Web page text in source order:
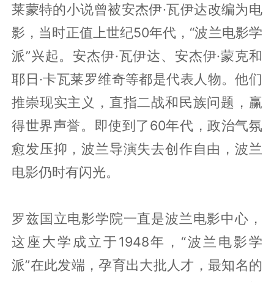
莱蒙特的小说曾被安杰伊·瓦伊达改编为电
影，当时正值上世纪50年代，“波兰电影学
派”兴起。安杰伊·瓦伊达、安杰伊·蒙克和
耶日·卡瓦莱罗维奇等都是代表人物。他们
推崇现实主义，直指二战和民族问题，赢
得世界声誉。即使到了60年代，政治气氛
愈发压抑，波兰导演失去创作自由，波兰
电影仍时有闪光。
罗兹国立电影学院一直是波兰电影中心，
这座大学成立于1948年，“波兰电影学
派”在此发端，孕育出大批人才，最知名的